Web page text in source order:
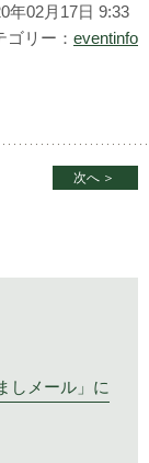
年02月17日 9:33
ゴリー： eventinfo
次へ ＞
しメール」に